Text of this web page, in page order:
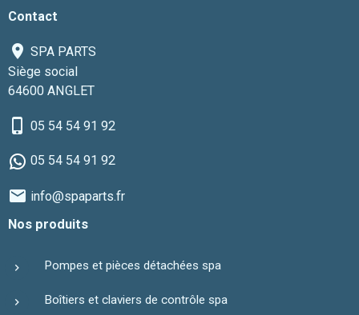
Contact
SPA PARTS
Siège social
64600 ANGLET
05 54 54 91 92
05 54 54 91 92
info@spaparts.fr
Nos produits
Pompes et pièces détachées spa
Boîtiers et claviers de contrôle spa